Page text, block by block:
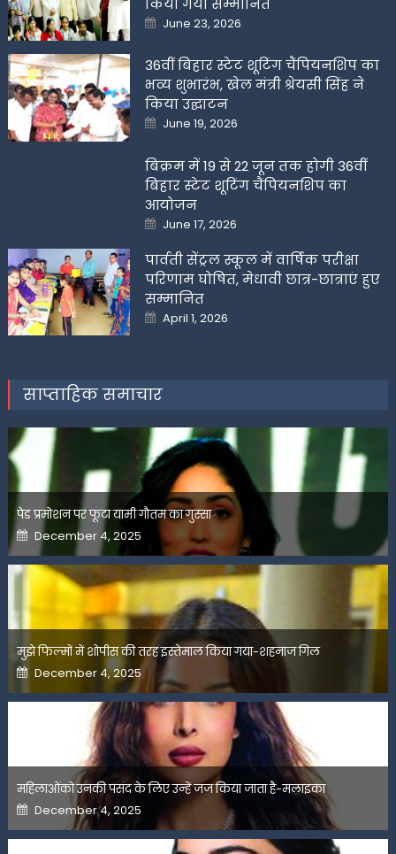
किया गया सम्मानित
Posted
on
June 23, 2026
36वीं बिहार स्टेट शूटिंग चैंपियनशिप का
भव्य शुभारंभ, खेल मंत्री श्रेयसी सिंह ने
किया उद्घाटन
Posted
on
June 19, 2026
बिक्रम में 19 से 22 जून तक होगी 36वीं
बिहार स्टेट शूटिंग चैंपियनशिप का
आयोजन
Posted
on
June 17, 2026
पार्वती सेंट्रल स्कूल में वार्षिक परीक्षा
परिणाम घोषित, मेधावी छात्र-छात्राएं हुए
सम्मानित
Posted
on
April 1, 2026
साप्ताहिक समाचार
पेड प्रमोशन पर फूटा यामी गौतम का गुस्सा
Posted
on
December 4, 2025
मुझे फिल्मों में शोपीस की तरह इस्तेमाल किया गया-शहनाज गिल
Posted
on
December 4, 2025
महिलाओंको उनकी पसंद के लिए उन्हें जज किया जाता है-मलाइका
Posted
on
December 4, 2025